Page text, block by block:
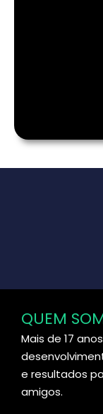
QUEM
Mais de 17
e resultados
amigos.